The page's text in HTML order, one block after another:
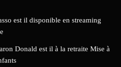
est il disponible en streaming
Donald est il à la retraite Mise à